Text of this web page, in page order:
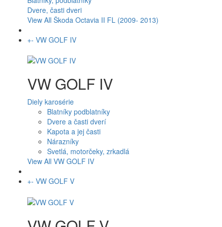
Dvere, časti dveri
View All Škoda Octavia II FL (2009- 2013)
+- VW GOLF IV
VW GOLF IV
Diely karosérie
Blatníky podblatníky
Dvere a časti dverí
Kapota a jej časti
Nárazníky
Svetlá, motorčeky, zrkadlá
View All VW GOLF IV
+- VW GOLF V